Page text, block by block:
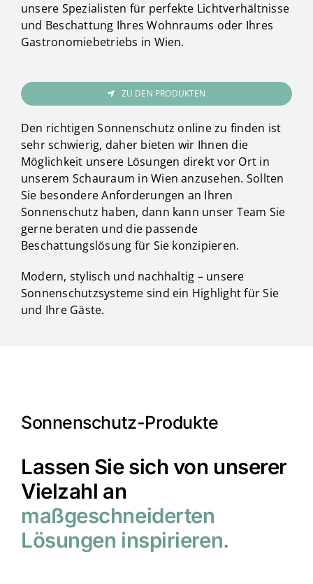
unsere Spezialisten für perfekte Lichtverhältnisse
und Beschattung Ihres Wohnraums oder Ihres
Gastronomiebetriebs in Wien.
ZU DEN PRODUKTEN
Den richtigen Sonnenschutz online zu finden ist
sehr schwierig, daher bieten wir Ihnen die
Möglichkeit unsere Lösungen direkt vor Ort in
unserem Schauraum in Wien anzusehen. Sollten
Sie besondere Anforderungen an Ihren
Sonnenschutz haben, dann kann unser Team Sie
gerne beraten und die passende
Beschattungslösung für Sie konzipieren.
Modern, stylisch und nachhaltig – unsere
Sonnenschutzsysteme sind ein Highlight für Sie
und Ihre Gäste.
Sonnenschutz-Produkte
Lassen Sie sich von unserer
Vielzahl an
maßgeschneiderten
Lösungen inspirieren.